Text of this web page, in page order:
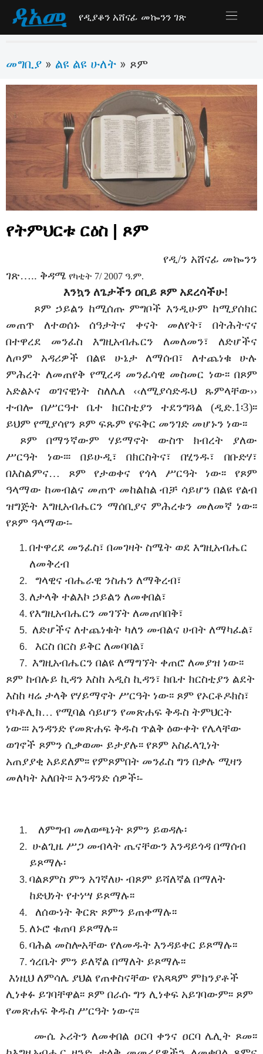
የዲያቆን አሸናፊ መኰንን ገጽ
መግቢያ » ልዩ ልዩ ሁለት » ጾም
የትምህርቱ ርዕስ | ጾም
የዲ/ን አሸናፊ መኰንን
ገጽ….. ቅዳሜ የካቲት 7/ 2007 ዓ.ም.
እንኳን ለጌታችን ዐቢይ ጾም አደረሳችሁ!
ጾም ኃይልን ከሚሰጡ ምግቦች እንዲሁም ከሚያሰክር
መጠጥ ለተወሰኑ ሰዓታትና ቀናት መለየት፣ በትሕትናና
በተዋረደ መንፈስ እግዚአብሔርን ለመለመን፣ ለድሆችና
ለጦም አዳሪዎች በልዩ ሁኔታ ለማሰብ፣ ለተጨነቁ ሁሉ
ምሕረት ለመጠየቅ የሚረዳ መንፈሳዊ መስመር ነው፡፡ በጾም
አድልኦና ወገናዊነት ስለሌለ ‹‹ለሚያሳድዱህ ጹምላቸው››
ተብሎ በሥርዓተ ቤተ ክርስቲያን ተደንግጓል (ዲድ.1፡3)፡፡
ይህም የሚያሳየን ጾም ፍጹም የፍቅር መንገድ መሆኑን ነው፡፡
ጾም በማንኛውም ሃይማኖት ውስጥ ክብረት ያለው
ሥርዓት ነው፡፡፡ በይሁዲ፣ በክርስትና፣ በሂንዱ፣ በቡድሃ፣
በእስልምና… ጾም የታወቀና የጎላ ሥርዓት ነው፡፡ የጾም
ዓላማው ከመብልና መጠጥ መከልከል ብቻ ሳይሆን በልዩ የልብ
ዝግጅት እግዚአብሔርን ማሰቢያና ምሕረቱን መለመኛ ነው፡፡
የጾም ዓላማው፡-
በተዋረደ መንፈስ፣ በመገዛት ስሜት ወደ እግዚአብሔር
ለመቅረብ
ግላዊና ብሔራዊ ንስሐን ለማቅረብ፣
ለታላቅ ተልእኮ ኃይልን ለመቀበል፣
የእግዚአብሔርን መገኘት ለመጠባበቅ፣
ለድሆችና ለተጨነቁት ካለን መብልና ሀብት ለማካፈል፣
እርስ በርስ ይቅር ለመባባል፣
እግዚአብሔርን በልዩ ለማግኘት ቀጠሮ ለመያዝ ነው፡፡
ጾም ከብሉይ ኪዳን እስከ አዲስ ኪዳን፣ ከቤተ ክርስቲያን ልደት
እስከ ዛሬ ታላቅ የሃይማኖት ሥርዓት ነው፡፡ ጾም የኦርቶዶክስ፣
የካቶሊክ… የሚባል ሳይሆን የመጽሐፍ ቅዱስ ትምህርት
ነው፡፡፡ አንዳንድ የመጽሐፍ ቅዱስ ጥልቅ ዕውቀት የሌላቸው
ወገኖች ጾምን ሲቃወሙ ይታያሉ፡፡ የጾም አስፈላጊነት
አጠያያቂ አይደለም፡፡ የምጾምበት መንፈስ ግን በቃሉ ሚዛን
መለካት አለበት፡፡ አንዳንድ ሰዎች፡-
ለምግብ መለወጫነት ጾምን ይወዳሉ፡
ሁልጊዜ ሥጋ መብላት ጤናቸውን እንዳይጎዳ በማሰብ
ይጾማሉ፡
ባልጾምስ ምን አገኛለሁ ብጾም ይሻለኛል በማለት
ከድህነት የተነሣ ይጾማሉ፡፡
ለሰውነት ቅርጽ ጾምን ይጠቀማሉ፡፡
ለኑሮ ቁጠባ ይጾማሉ፡፡
ባሕል መስሎአቸው የለመዱት እንዳይቀር ይጾማሉ፡፡
ጎረቤት ምን ይለኛል በማለት ይጾማሉ፡፡
እነዚህ ለምሳሌ ያህል የጠቀስናቸው የአጻጻም ምክንያቶች
ሊነቀፉ ይገባቸዋል፡፡ ጾም በራሱ ግን ሊነቀፍ አይገባውም፡፡ ጾም
የመጽሐፍ ቅዱስ ሥርዓት ነውና፡፡
ሙሴ ኦሪትን ለመቀበል ዐርባ ቀንና ዐርባ ሌሊት ጾመ፡፡